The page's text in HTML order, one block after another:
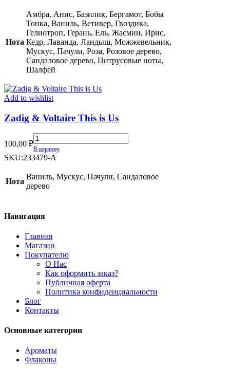
Нота
Амбра, Анис, Базилик, Бергамот, Бобы
Тонка, Ваниль, Ветивер, Гвоздика,
Гелиотроп, Герань, Ель, Жасмин, Ирис,
Кедр, Лаванда, Ландыш, Можжевельник,
Мускус, Пачули, Роза, Розовое дерево,
Сандаловое дерево, Цитрусовые ноты,
Шалфей
Add to wishlist
Zadig & Voltaire This is Us
100,00 ₽
Zadig
&
Voltaire
is
Us
quantity
В корзину
SKU:233479-A
Нота
Ваниль, Мускус, Пачули, Сандаловое
дерево
Навигация
Главная
Магазин
Покупателю
О Нас
Как оформить заказ?
Публичная оферта
Политика конфиденциальности
Блог
Контакты
Основные категории
Ароматы
Флаконы